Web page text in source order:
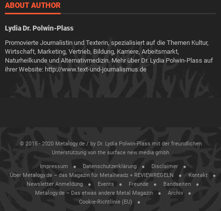
ABOUT AUTHOR
Lydia Dr. Polwin-Plass
Promovierte Journalistin und Texterin, spezialisiert auf die Themen Kultur,
Wirtschaft, Marketing, Vertrieb, Bildung, Karriere, Arbeitsmarkt,
Naturheilkunde und Alternativmedizin. Mehr über Dr. Lydia Polwin-Plass auf
ihrer Website: http://www.text-und-journalismus.de
© 2015 - 2020 Metalogy.de / by Dr. Lydia Polwin-Plass mit der freundlichen
Unterstützung von the surface new media gmbh
Impressum Datenschutzerklärung
Disclaimer
Über Metalogy.de – das Magazin für Metalheadz + REVIEWREGELN
Kontakt
Newsletter Anmeldung
Events Freunde
Bandseiten
Metalogy.de – Das etwas andere Metal Magazin
Archiv
Cookie-Richtlinie (EU)